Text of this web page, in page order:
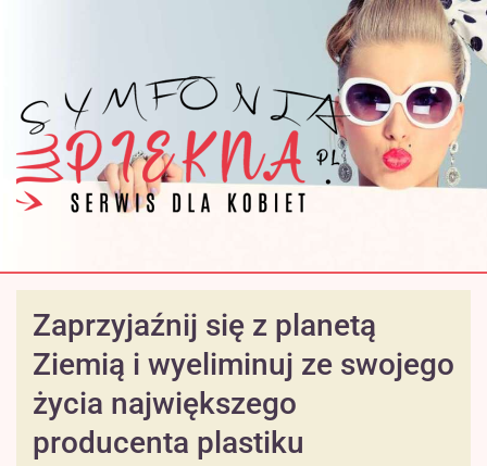
Zaprzyjaźnij się z planetą
Ziemią i wyeliminuj ze swojego
życia największego
producenta plastiku